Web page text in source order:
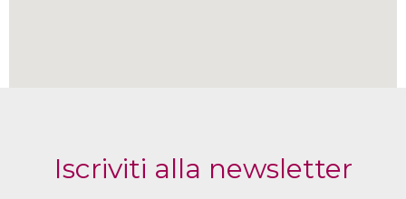
Iscriviti alla newsletter